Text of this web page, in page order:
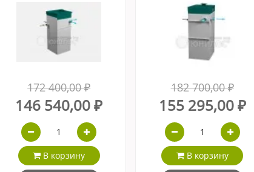
172 400,00 ₽
146 540,00 ₽
В корзину
182 700,00 ₽
155 295,00 ₽
В корзину